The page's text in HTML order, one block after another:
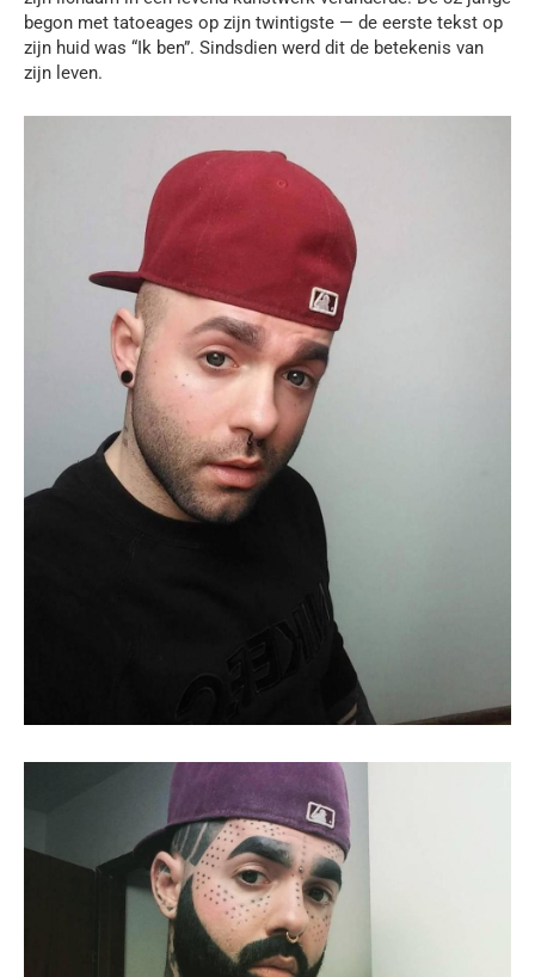
begon met tatoeages op zijn twintigste — de eerste tekst op
zijn huid was “Ik ben”. Sindsdien werd dit de betekenis van
zijn leven.